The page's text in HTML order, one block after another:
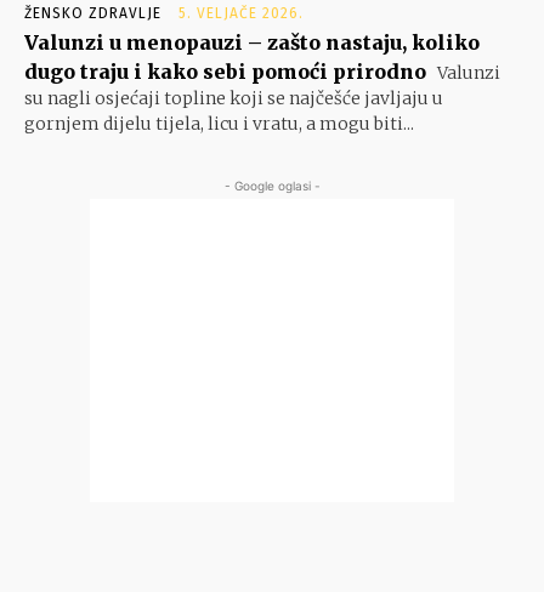
ŽENSKO ZDRAVLJE 5. VELJAČE 2026.
Valunzi u menopauzi – zašto nastaju, koliko
dugo traju i kako sebi pomoći prirodno Valunzi
su nagli osjećaji topline koji se najčešće javljaju u
gornjem dijelu tijela, licu i vratu, a mogu biti...
- Google oglasi -